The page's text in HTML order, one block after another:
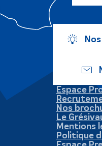
Espace
Nos
Le
Mentions
Politique